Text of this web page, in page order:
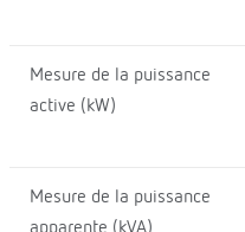
Mesure de la puissance
active (kW)
Mesure de la puissance